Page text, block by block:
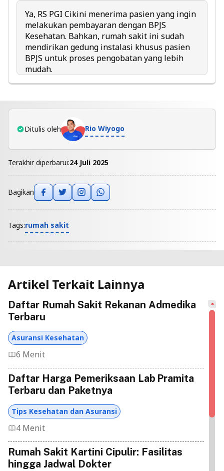
Ya, RS PGI Cikini menerima pasien yang ingin
melakukan pembayaran dengan BPJS
Kesehatan. Bahkan, rumah sakit ini sudah
mendirikan gedung instalasi khusus pasien
BPJS untuk proses pengobatan yang lebih
mudah.
Ditulis oleh Rio Wiyogo
Terakhir diperbarui:24 Juli 2025
Bagikan
Tags:rumah sakit
Artikel Terkait Lainnya
Daftar Rumah Sakit Rekanan Admedika
Terbaru
Asuransi Kesehatan
6 Menit
Daftar Harga Pemeriksaan Lab Pramita
Terbaru dan Paketnya
Tips Kesehatan dan Asuransi
4 Menit
Rumah Sakit Kartini Cipulir: Fasilitas
hingga Jadwal Dokter